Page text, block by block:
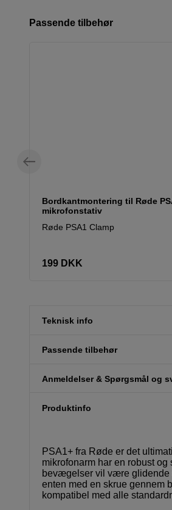
Passende tilbehør
Bordkantmontering til Røde
mikrofonstativ
Røde PSA1 Clamp
199 DKK
Teknisk info
Passende tilbehør
Anmeldelser & Spørgsmål og
Produktinfo
PSA1+ fra Røde er det
mikrofonarm har en robust
bevægelser vil være glidende
enten med en skrue gennem
kompatibel med alle